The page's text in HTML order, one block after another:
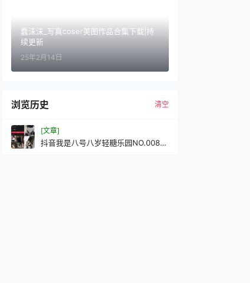
蠢沫沫_写真coser美图作品合集下载|持
续更新
25年2月14日
浏览历史 清空
[文章]
抖音我是八号八岁轻糖乐园NO.008期